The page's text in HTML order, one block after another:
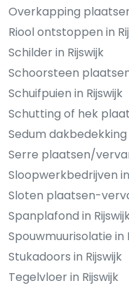
Overkapping
Riool ontstoppen in
Schilder in Rijswijk
Schoorsteen
Schuifpuien in Rijswijk
Schutting of hek
Sedum
Serre plaatsen/
Sloopwerkbedrijven
Sloten plaatsen-
Spanplafond in
Spouwmuurisolatie in
Stukadoors in Rijswijk
Tegelvloer in Rijswijk